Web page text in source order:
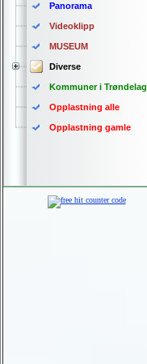
Panorama
Videoklipp
MUSEUM
Diverse
Kommuner i Trøndelag
Opplastning alle
Opplastning gamle